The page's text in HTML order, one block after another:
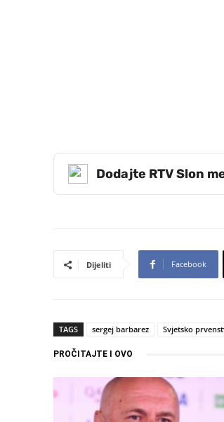
Dodajte RTV Slon
Dijeliti Facebook
TAGS sergej barbarez Svjetsko
PROČITAJTE I OVO